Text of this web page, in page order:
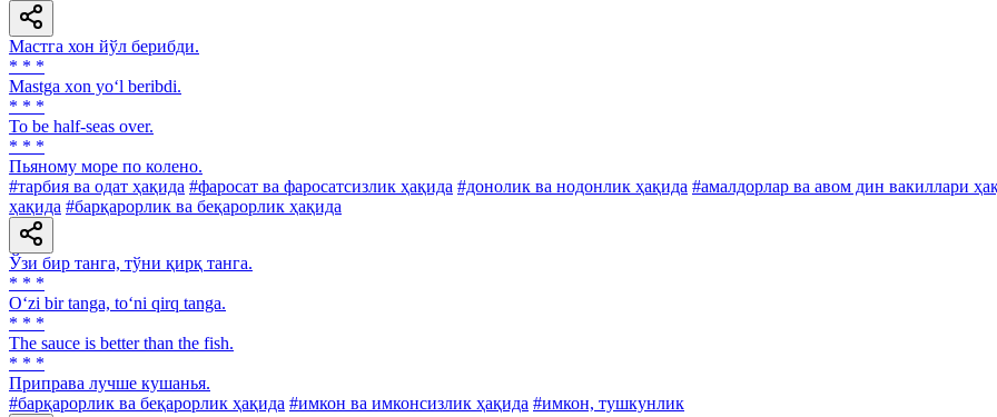
Мастга хон йўл берибди.
* * *
Mastga xon yo‘l beribdi.
* * *
To be half-seas over.
* * *
Пьяному море по колено.
#тарбия ва одат ҳақида #фаросат ва фаросатсизлик ҳақида #донолик ва нодонлик ҳақида #амалдорлар ва авом дин вакиллари
ҳақида #барқарорлик ва беқарорлик ҳақида
Ўзи бир танга, тўни қирқ танга.
* * *
O‘zi bir tanga, to‘ni qirq tanga.
* * *
The sauce is better than the fish.
* * *
Приправа лучше кушанья.
#барқарорлик ва беқарорлик ҳақида #имкон ва имконсизлик ҳақида #имкон, тушкунлик